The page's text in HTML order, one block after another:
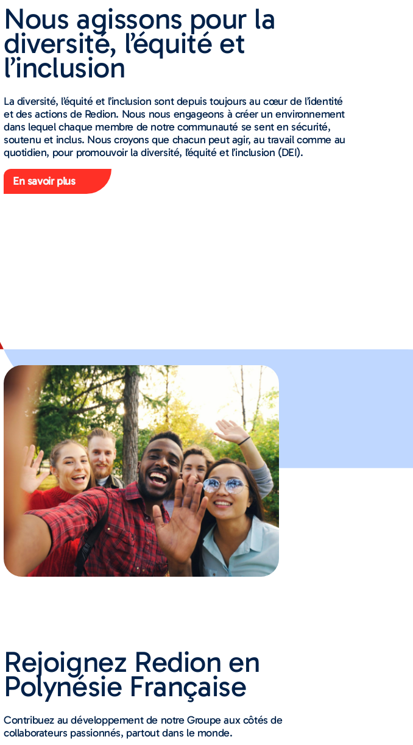
Nous agissons pour la
diversité, l’équité et
l’inclusion
La diversité, l’équité et l’inclusion sont depuis toujours au cœur de l’identité
et des actions de Redion. Nous nous engageons à créer un environnement
dans lequel chaque membre de notre communauté se sent en sécurité,
soutenu et inclus. Nous croyons que chacun peut agir, au travail comme au
quotidien, pour promouvoir la diversité, l’équité et l’inclusion (DEI).
En savoir plus
Rejoignez Redion en
Polynésie Française
Contribuez au développement de notre Groupe aux côtés de
collaborateurs passionnés, partout dans le monde.